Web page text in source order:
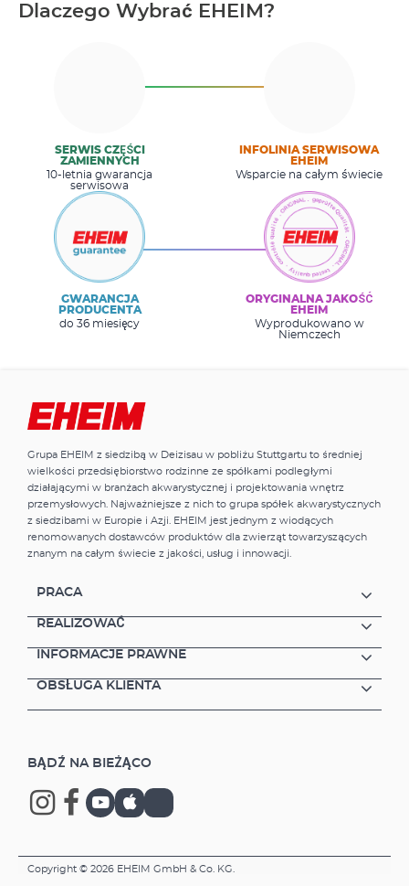
Dlaczego Wybrać EHEIM?
SERWIS CZĘŚCI
ZAMIENNYCH
10-letnia gwarancja
serwisowa
INFOLINIA SERWISOWA
EHEIM
Wsparcie na całym świecie
GWARANCJA
PRODUCENTA
do 36 miesięcy
ORYGINALNA JAKOŚĆ
EHEIM
Wyprodukowano w
Niemczech
Grupa EHEIM z siedzibą w Deizisau w pobliżu Stuttgartu to średniej
wielkości przedsiębiorstwo rodzinne ze spółkami podległymi
działającymi w branżach akwarystycznej i projektowania wnętrz
przemysłowych. Najważniejsze z nich to grupa spółek akwarystycznych
z siedzibami w Europie i Azji. EHEIM jest jednym z wiodących
renomowanych dostawców produktów dla zwierząt towarzyszących
znanym na całym świecie z jakości, usług i innowacji.
PRACA
REALIZOWAĆ
INFORMACJE PRAWNE
OBSŁUGA KLIENTA
BĄDŹ NA BIEŻĄCO
Copyright © 2026 EHEIM GmbH & Co. KG.